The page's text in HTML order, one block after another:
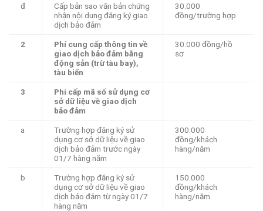
đ
Cấp bản sao văn bản chứng
nhận nội dung đăng ký giao
dịch bảo đảm
30.000
đồng/trường hợp
2 Phí cung cấp thông tin về
giao dịch bảo đảm bằng
động sản (trừ tàu bay),
tàu biển
30.000 đồng/hồ
sơ
3 Phí cấp mã số sử dụng cơ
sở dữ liệu về giao dịch
bảo đảm
a
Trường hợp đăng ký sử
dụng cơ sở dữ liệu về giao
dịch bảo đảm trước ngày
01/7 hàng năm
300.000
đồng/khách
hàng/năm
b
Trường hợp đăng ký sử
dụng cơ sở dữ liệu về giao
dịch bảo đảm từ ngày 01/7
hàng năm
150.000
đồng/khách
hàng/năm